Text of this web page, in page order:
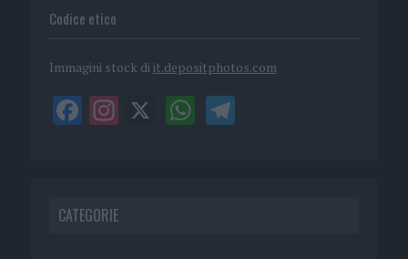
Codice etico
Immagini stock di it.depositphotos.com
CATEGORIE